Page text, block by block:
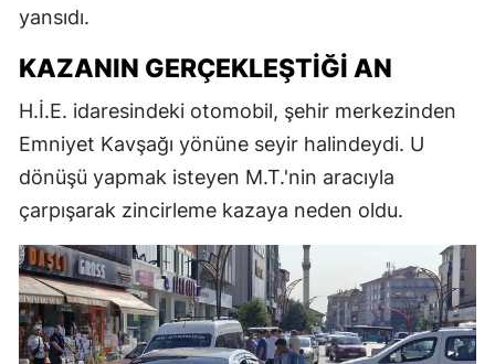
yansıdı.
KAZANIN GERÇEKLEŞTIĞI AN
H.İ.E. idaresindeki otomobil, şehir merkezinden
Emniyet Kavşağı yönüne seyir halindeydi. U
dönüşü yapmak isteyen M.T.'nin aracıyla
çarpışarak zincirleme kazaya neden oldu.